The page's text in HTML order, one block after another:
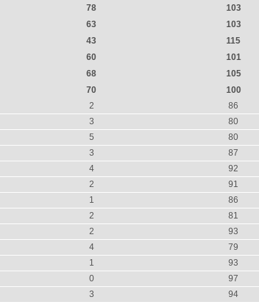
78 103
63 103
43 115
60 101
68 105
70 100
2 86
3 80
5 80
3 87
4 92
2 91
1 86
2 81
2 93
4 79
1 93
0 97
3 94